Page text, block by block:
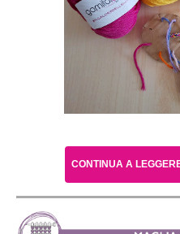
CONTINUA A